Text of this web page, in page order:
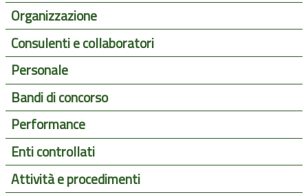
Organizzazione
Consulenti e collaboratori
Personale
Bandi di concorso
Performance
Enti controllati
Attività e procedimenti